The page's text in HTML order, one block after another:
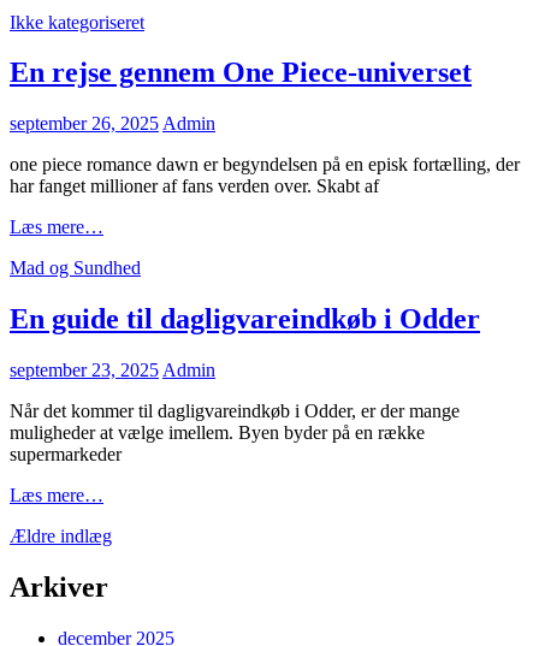
dens
for
et
arbejdsmiljø
Cat
Ikke kategoriseret
En rejse gennem One Piece-universet
Posted
september 26, 2025 Admin
one piece romance dawn er begyndelsen på en episk fortælling, der
har fanget millioner af fans verden over. Skabt af
Læs mere…
gennem
Piece-
universet
Cat
Mad og Sundhed
En guide til dagligvareindkøb i Odder
Posted
september 23, 2025 Admin
Når det kommer til dagligvareindkøb i Odder, er der mange
muligheder at vælge imellem. Byen byder på en række
supermarkeder
Læs mere…
til
i
Odder
Navigation
til
indlæg
Ældre indlæg
Arkiver
december 2025